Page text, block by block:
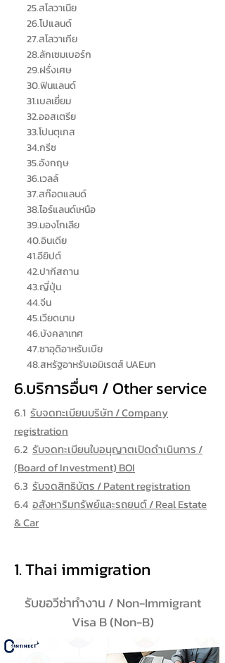
25.สโลวาเนีย
26.โปแลนด์
27.สโลวาเกีย
28.ลักเซมเบอร์ก
29.ฝรั่งเศษ
30.ฟินแลนด์
31.เบลเยี่ยม
32.ออสเตรีย
33.โปนตุเกส
34.กรีซ
35.อังกฤษ
36.เวลล์
37.สก๊อตแลนด์
38.ไอร์แลนด์เหนือ
39.มองโกเลีย
40.อินเดีย
41.อียิปต์
42.ปากีสถาน
43.ญี่ปุ่น
44.จีน
45.เวียดนาม
46.บังคลาเทศ
47.ซาอุดิอาหรับเบีย
48.สหรัฐอาหรับเอมิเรตส์ UAEมท
6.บริการอื่นๆ / Other service
6.1 รับจดทะเบียนบริษัท / Company
registration
6.2 รับจดทะเบียนใบอนุญาตเปิดดำเนินการ /
(Board of Investment) BOI
6.3 รับจดสิทธิบัตร / Patent registration
6.4 อสังหาริมทรัพย์และรถยนต์ / Real Estate
& Car
1. Thai immigration
รับขอวีซ่าทำงาน / Non-Immigrant
Visa B (Non-B)